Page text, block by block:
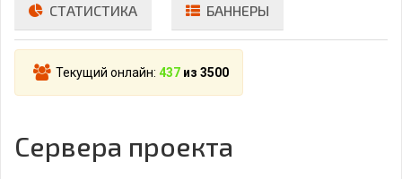
СТАТИСТИКА БАННЕРЫ
Текущий онлайн: 437 из 3500
Сервера проекта